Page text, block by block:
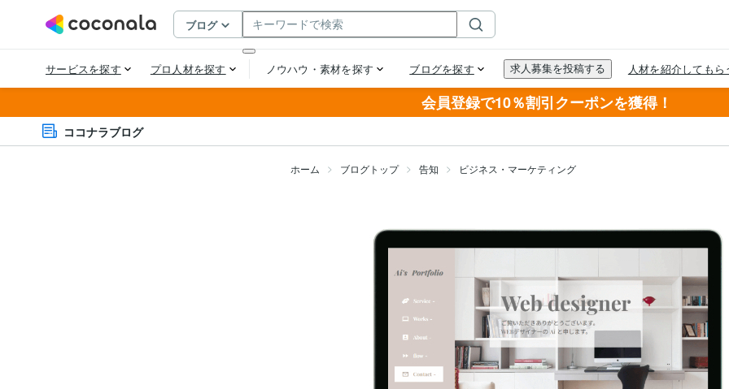
会員登録で10％割引クーポンを獲得！
ココナラブログ
ホーム ブログトップ 告知 ビジネス・マーケティング